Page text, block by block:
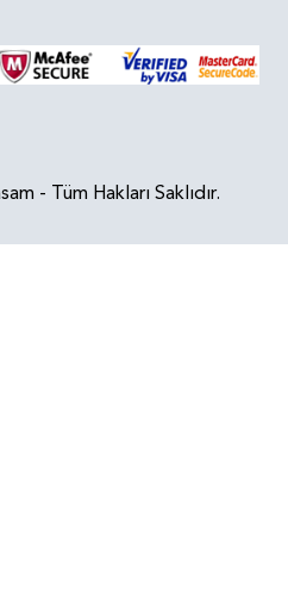
- Tüm Hakları Saklıdır.